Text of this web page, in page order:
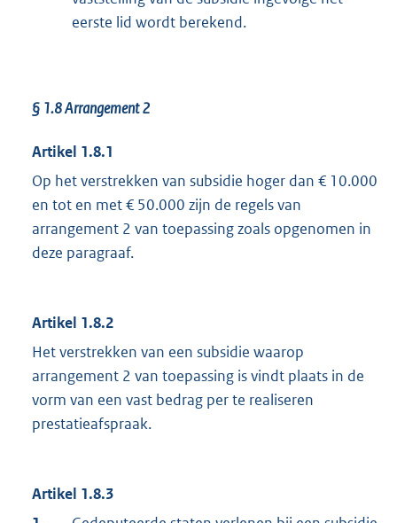
eerste lid wordt berekend.
§ 1.8 Arrangement 2
Artikel 1.8.1
Op het verstrekken van subsidie hoger dan € 10.000
en tot en met € 50.000 zijn de regels van
arrangement 2 van toepassing zoals opgenomen in
deze paragraaf.
Artikel 1.8.2
Het verstrekken van een subsidie waarop
arrangement 2 van toepassing is vindt plaats in de
vorm van een vast bedrag per te realiseren
prestatieafspraak.
Artikel 1.8.3